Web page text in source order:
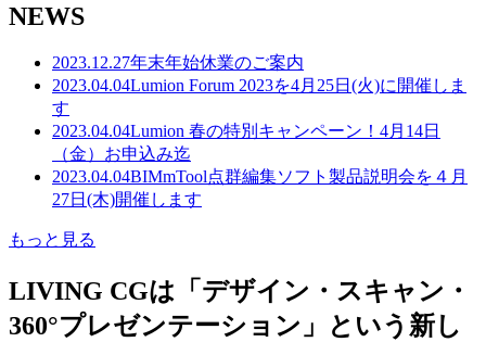
NEWS
2023.12.27年末年始休業のご案内
2023.04.04Lumion Forum 2023を4月25日(火)に開催しま
す
2023.04.04Lumion 春の特別キャンペーン！4月14日
（金）お申込み迄
2023.04.04BIMmTool点群編集ソフト製品説明会を４月
27日(木)開催します
もっと見る
LIVING CGは「デザイン・スキャン・
360°プレゼンテーション」という新し